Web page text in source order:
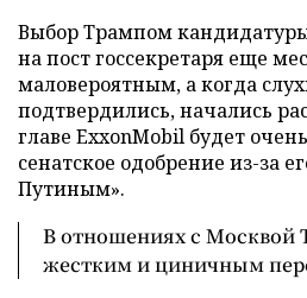
Выбор Трампом
на пост госсекретаря еще
маловероятным, а когда
подтвердились, начались
главе ExxonMobil будет
сенатское одобрение из-за
Путиным».
В отношениях с Москвой
жестким и циничным